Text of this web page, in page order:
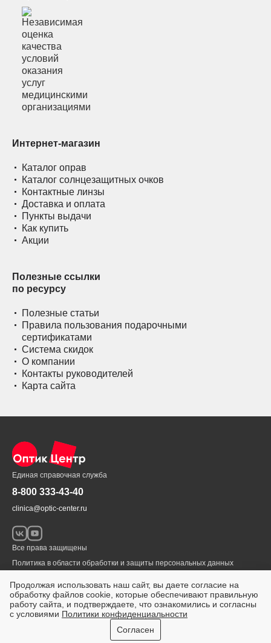
Интернет-магазин
Каталог оправ
Каталог солнцезащитных очков
Контактные линзы
Доставка и оплата
Пункты выдачи
Как купить
Акции
Полезные ссылки
по ресурсу
Полезные статьи
Правила пользования подарочными
сертификатами
Система скидок
О компании
Контакты руководителей
Карта сайта
Единая справочная служба
8-800 333-43-40
clinica@optic-center.ru
Все права защищены
Политика в области обработки и защиты персональных данных
© 1999 – 2026 «Оптик-Центр»
Разработка сайтаworkDNK.ru
ИМЕЮТСЯ ПРОТИВОПОКАЗАНИЯ.
НЕОБХОДИМА КОНСУЛЬТАЦИЯ СПЕЦИАЛИСТА
Продолжая использовать наш сайт, вы даете согласие на
обработку файлов cookie, которые обеспечивают правильную
работу сайта, и подтверждаете, что ознакомились и согласны
с условиями Политики конфиденциальности
Согласен